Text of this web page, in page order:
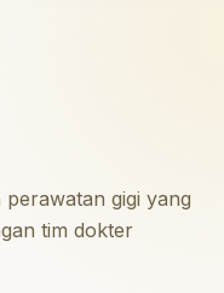
gigi yang
tim dokter